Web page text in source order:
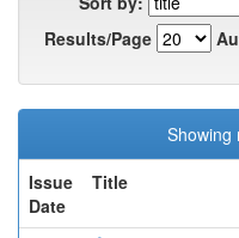
Results/Page
Showing
Issue
Date
Title